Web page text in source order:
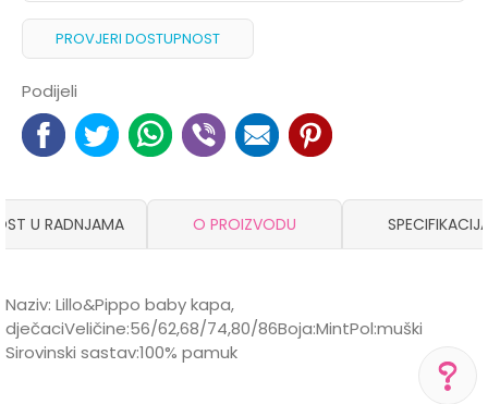
PROVJERI DOSTUPNOST
Podijeli
U RADNJAMA O PROIZVODU
Naziv: Lillo&Pippo baby kapa,
dječaciVeličine:56/62,68/74,80/86Boja:MintPol:muški
Sirovinski sastav:100% pamuk